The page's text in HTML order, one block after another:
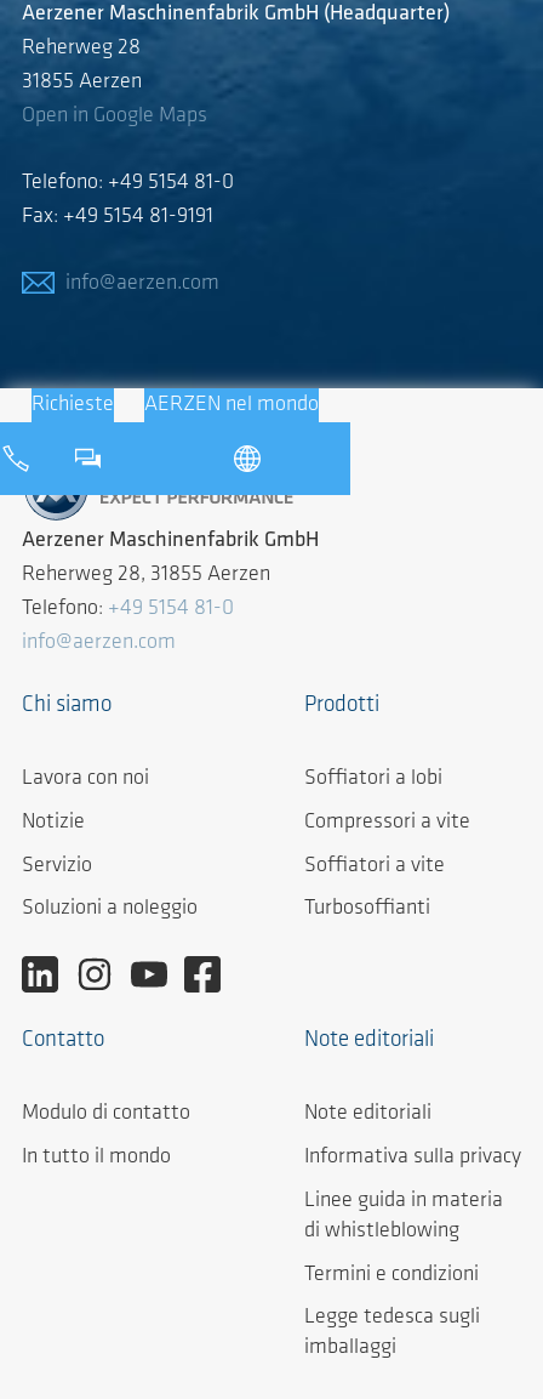
Aerzener Maschinenfabrik GmbH (Headquarter)
Reherweg 28
31855 Aerzen
Open in Google Maps
Telefono: +49 5154 81-0
Fax: +49 5154 81-9191
info@aerzen.com
Richieste AERZEN nel mondo
Aerzener Maschinenfabrik GmbH
Reherweg 28, 31855 Aerzen
Telefono: +49 5154 81-0
info@aerzen.com
Chi siamo
Lavora con noi
Notizie
Servizio
Soluzioni a noleggio
Prodotti
Soffiatori a lobi
Compressori a vite
Soffiatori a vite
Turbosoffianti
Contatto
Modulo di contatto
In tutto il mondo
Note editoriali
Note editoriali
Informativa sulla privacy
Linee guida in materia
di whistleblowing
Termini e condizioni
Legge tedesca sugli
imballaggi